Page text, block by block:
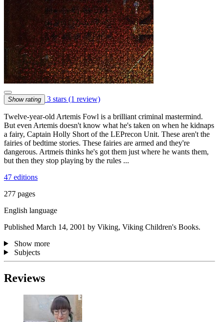
Show rating 3 stars (1 review)
Twelve-year-old Artemis Fowl is a brilliant criminal mastermind.
But even Artemis doesn't know what he's taken on when he kidnaps
a fairy, Captain Holly Short of the LEPrecon Unit. These aren't the
fairies of bedtime stories. These fairies are armed and they're
dangerous. Artmeis thinks he's got them just where he wants them,
but then they stop playing by the rules ...
47 editions
277 pages
English language
Published March 14, 2001 by Viking, Viking Children's Books.
Show more
Subjects
Reviews